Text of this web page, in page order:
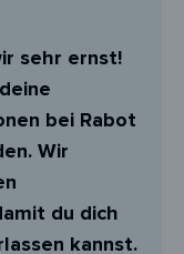
sehr ernst!
bei Rabot
Wir
du dich
kannst.